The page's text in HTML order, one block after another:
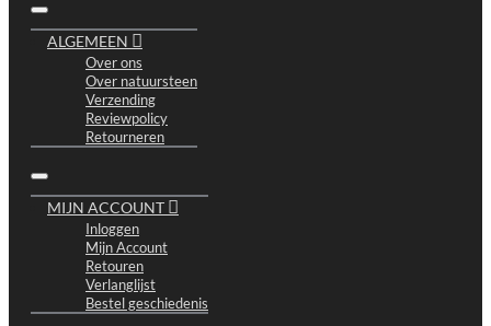
ALGEMEEN
Over ons
Over natuursteen
Verzending
Reviewpolicy
Retourneren
MIJN ACCOUNT
Inloggen
Mijn Account
Retouren
Verlanglijst
Bestel geschiedenis